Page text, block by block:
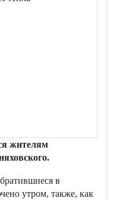
жителям
в
утром, также, как